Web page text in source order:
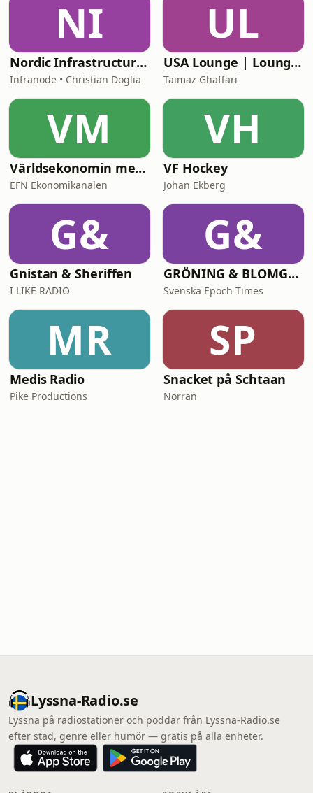
NI
Nordic Infrastructure: Behind the Decisions
Infranode • Christian Doglia
UL
USA Lounge | LoungePodden
Taimaz Ghaffari
VM
Världsekonomin med Katrine Kielos och Claes Måhlén
EFN Ekonomikanalen
VH
VF Hockey
Johan Ekberg
G&
Gnistan & Sheriffen
I LIKE RADIO
G&
GRÖNING & BLOMGREN UTANFÖR
Svenska Epoch Times
MR
Medis Radio
Pike Productions
SP
Snacket på Schtaan
Norran
Lyssna-Radio.se
Lyssna på radiostationer och poddar från Lyssna-Radio.se
efter stad, genre eller humör — gratis på alla enheter.